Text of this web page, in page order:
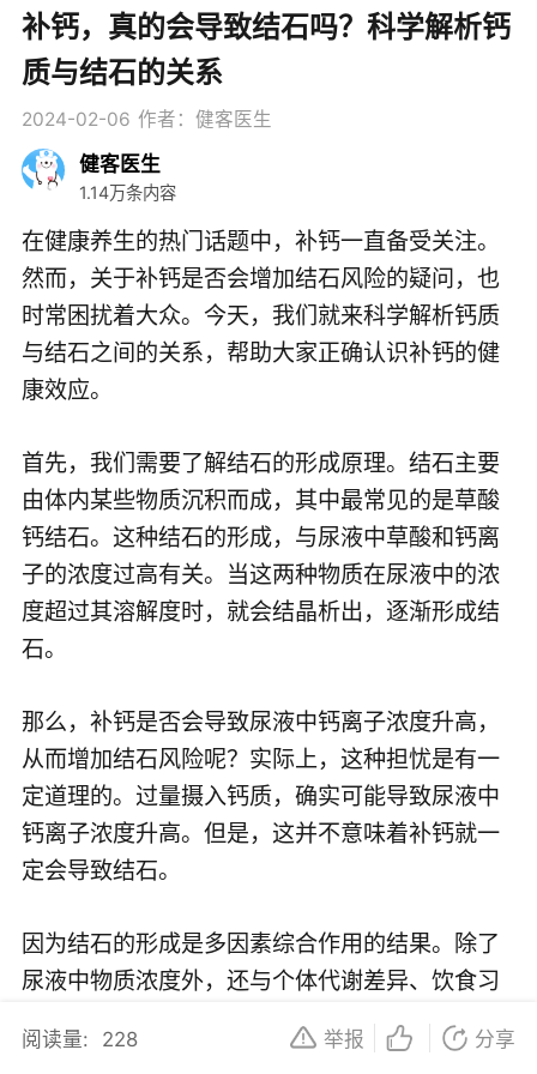
补钙，真的会导致结石吗？科学解析钙
质与结石的关系
2024-02-06 作者：健客医生
健客医生
1.14万条内容
在健康养生的热门话题中，补钙一直备受关注。
然而，关于补钙是否会增加结石风险的疑问，也
时常困扰着大众。今天，我们就来科学解析钙质
与结石之间的关系，帮助大家正确认识补钙的健
康效应。
首先，我们需要了解结石的形成原理。结石主要
由体内某些物质沉积而成，其中最常见的是草酸
钙结石。这种结石的形成，与尿液中草酸和钙离
子的浓度过高有关。当这两种物质在尿液中的浓
度超过其溶解度时，就会结晶析出，逐渐形成结
石。
那么，补钙是否会导致尿液中钙离子浓度升高，
从而增加结石风险呢？实际上，这种担忧是有一
定道理的。过量摄入钙质，确实可能导致尿液中
钙离子浓度升高。但是，这并不意味着补钙就一
定会导致结石。
因为结石的形成是多因素综合作用的结果。除了
尿液中物质浓度外，还与个体代谢差异、饮食习
惯、生活习惯等多种因素有关。例如，长期摄入
高草酸食物（如菠菜、豆类等）或高嘌呤食物
阅读量: 228 举报 分享